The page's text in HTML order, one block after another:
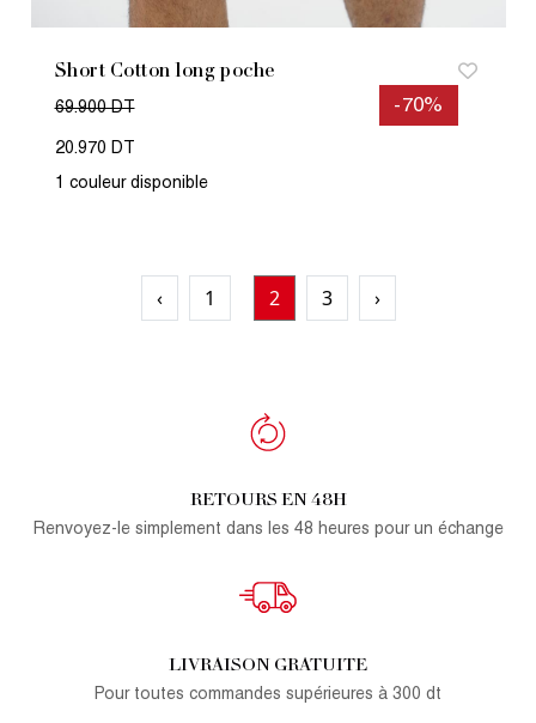
Short Cotton long poche
-70%
69.900 DT
20.970 DT
1 couleur disponible
‹ 1 2 3 ›
RETOURS EN 48H
Renvoyez-le simplement dans les 48 heures pour un échange
LIVRAISON GRATUITE
Pour toutes commandes supérieures à 300 dt